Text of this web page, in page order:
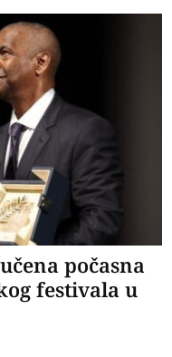
počasna
festivala u